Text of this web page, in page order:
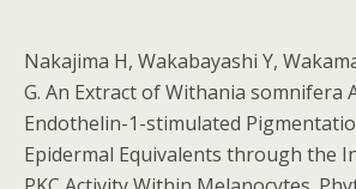
Nakajima H, Wakabayashi Y,
G. An Extract of Withania somnifera
Endothelin-1-stimulated
Epidermal Equivalents through the